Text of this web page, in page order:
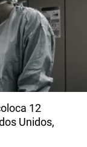
12
Unidos,